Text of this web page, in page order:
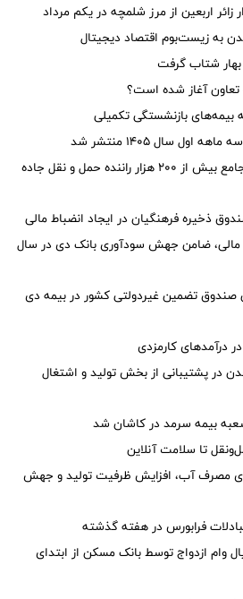
به زیست‌بوم اقتصاد دیجیتال
شتاب گرفت
تعاون آغاز شده است؟
بیمه‌های بازنشستگی تکمیلی
اول سال 1405 منتشر شد
آغاز اجرای بیمه تکمیلی جامع بیش از ۲۰۰ هزار راننده حمل و نقل جاده
ذخیره فرهنگیان در ایجاد انضباط مالی
مالی، ضامن جهش سودآوری بانک دی در سال
صندوق تضمین غیردولتی کشور در بیمه دی
درآمدهای کارمزدی
در پشتیبانی از بخش تولید و اشتغال
بیمه سرمد در کاشان شد
تا سلامت آنلاین
از ۸۰ درصدی مصرف آب، افزایش ظرفیت تولید و جهش
فرابورس در هفته گذشته
میلیارد ریال وام ازدواج توسط بانک مسکن از ابتدای